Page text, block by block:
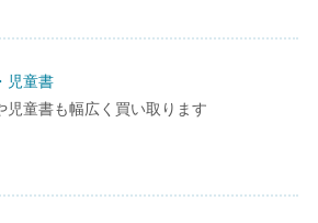
児童書
児童書も幅広く買い取ります